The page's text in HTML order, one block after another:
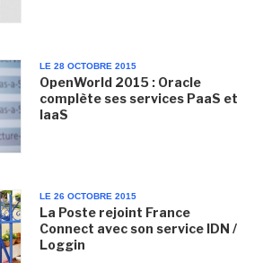
LE 28 OCTOBRE 2015
OpenWorld 2015 : Oracle
complète ses services PaaS et
IaaS
LE 26 OCTOBRE 2015
La Poste rejoint France
Connect avec son service IDN /
Loggin